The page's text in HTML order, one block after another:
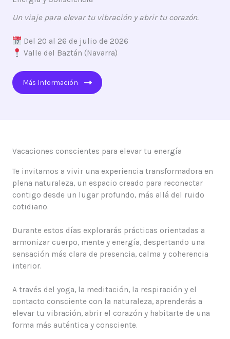
Un viaje para elevar tu vibración y abrir tu corazón.
Del 20 al 26 de julio de 2026
Valle del Baztán (Navarra)
Más Información
Vacaciones conscientes para elevar tu energía
Te invitamos a vivir una experiencia transformadora en
plena naturaleza, un espacio creado para reconectar
contigo desde un lugar profundo, más allá del ruido
cotidiano.
Durante estos días explorarás prácticas orientadas a
armonizar cuerpo, mente y energía, despertando una
sensación más clara de presencia, calma y coherencia
interior.
A través del yoga, la meditación, la respiración y el
contacto consciente con la naturaleza, aprenderás a
elevar tu vibración, abrir el corazón y habitarte de una
forma más auténtica y consciente.